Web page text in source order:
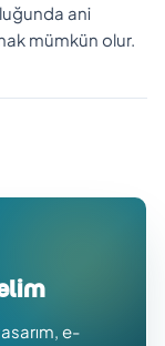
ani
mümkün olur.
e-